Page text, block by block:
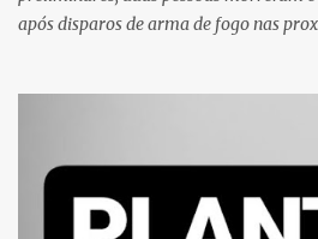
após disparos de arma de fogo nas
diversos disparos. Duas vítimas
três pessoas foram baleadas e
foram divulgadas informações oficiais